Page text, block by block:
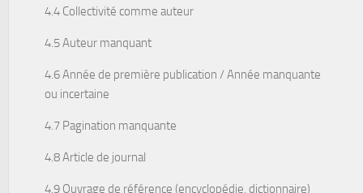
4.4 Collectivité comme auteur
4.5 Auteur manquant
4.6 Année de première publication / Année manquante
ou incertaine
4.7 Pagination manquante
4.8 Article de journal
4.9 Ouvrage de référence (encyclopédie, dictionnaire)